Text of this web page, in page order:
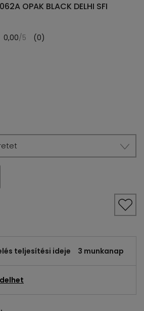
OPAK BLACK DELHI SFI
0,00/5 (0)
teljesítési ideje 3 munkanap